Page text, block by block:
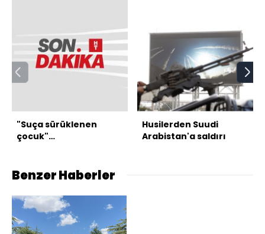
"Suça sürüklenen
çocuk"
Husilerden Suudi
Arabistan'a saldırı
Benzer Haberler